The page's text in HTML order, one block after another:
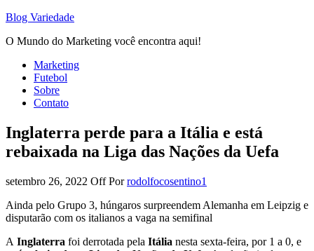
Blog Variedade
O Mundo do Marketing você encontra aqui!
Marketing
Futebol
Sobre
Contato
Inglaterra perde para a Itália e está
rebaixada na Liga das Nações da Uefa
setembro 26, 2022 OffPor rodolfocosentino1
Ainda pelo Grupo 3, húngaros surpreendem Alemanha em Leipzig e
disputarão com os italianos a vaga na semifinal
A Inglaterra foi derrotada pela Itália nesta sexta-feira, por 1 a 0, e